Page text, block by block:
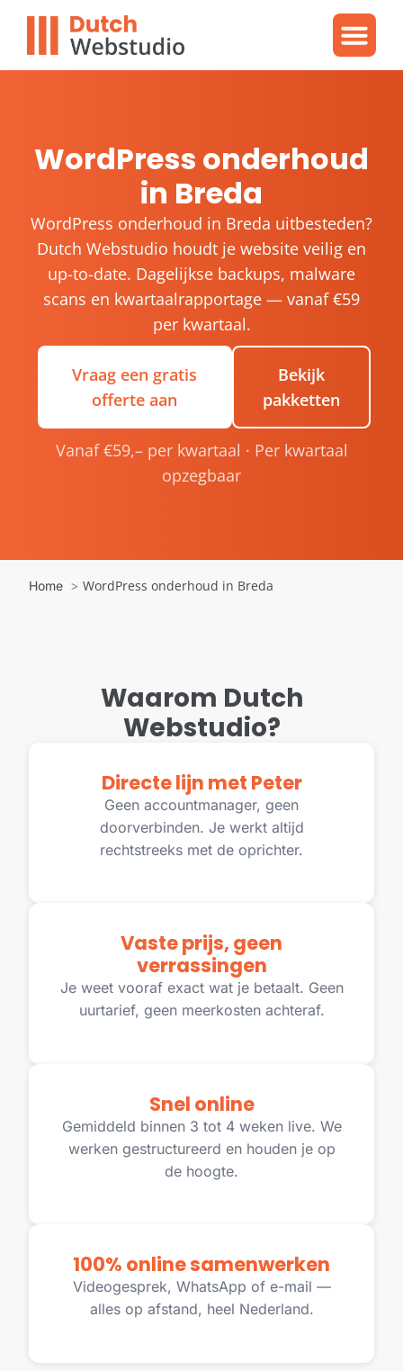
WordPress onderhoud
in Breda
WordPress onderhoud in Breda uitbesteden?
Dutch Webstudio houdt je website veilig en
up-to-date. Dagelijkse backups, malware
scans en kwartaalrapportage — vanaf €59
per kwartaal.
Vraag een gratis
offerte aan
Bekijk
pakketten
Vanaf €59,– per kwartaal · Per kwartaal
opzegbaar
Home WordPress onderhoud in Breda
Waarom Dutch
Webstudio?
Directe lijn met Peter
Geen accountmanager, geen
doorverbinden. Je werkt altijd
rechtstreeks met de oprichter.
Vaste prijs, geen
verrassingen
Je weet vooraf exact wat je betaalt. Geen
uurtarief, geen meerkosten achteraf.
Snel online
Gemiddeld binnen 3 tot 4 weken live. We
werken gestructureerd en houden je op
de hoogte.
100% online samenwerken
Videogesprek, WhatsApp of e-mail —
alles op afstand, heel Nederland.